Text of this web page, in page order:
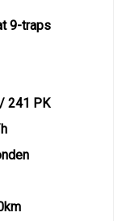
9-traps
241 PK